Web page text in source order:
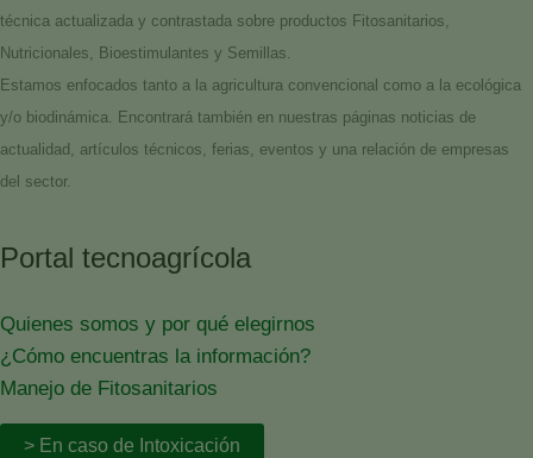
técnica actualizada y contrastada sobre productos Fitosanitarios,
Nutricionales, Bioestimulantes y Semillas.
Estamos enfocados tanto a la agricultura convencional como a la ecológica
y/o biodinámica. Encontrará también en nuestras páginas noticias de
actualidad, artículos técnicos, ferias, eventos y una relación de empresas
del sector.
Portal tecnoagrícola
Quienes somos y por qué elegirnos
¿Cómo encuentras la información?
Manejo de Fitosanitarios
> En caso de Intoxicación